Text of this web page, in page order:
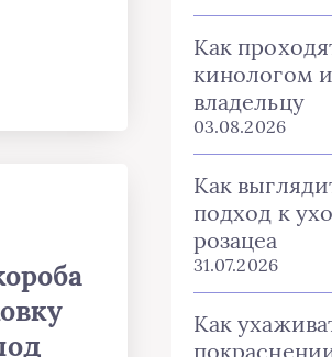
Как
кинологом
владельцу
03.08.2026
Как
подход к
розацеа
31.07.2026
Как